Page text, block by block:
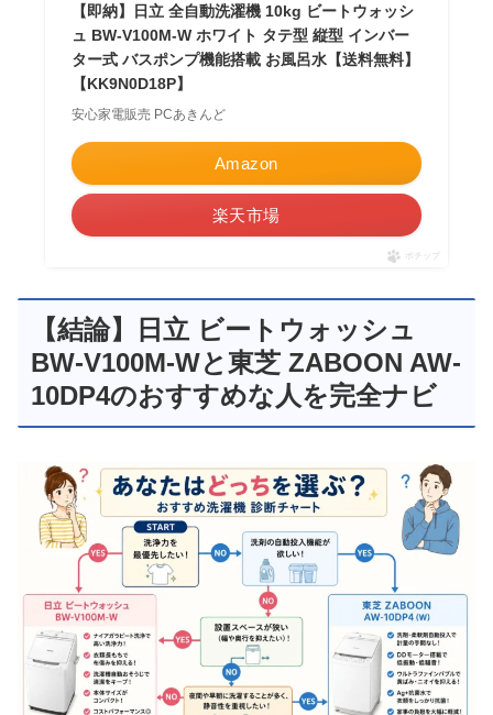
【即納】日立 全自動洗濯機 10kg ビートウォッシ
ュ BW-V100M-W ホワイト タテ型 縦型 インバー
ター式 バスポンプ機能搭載 お風呂水【送料無料】
【KK9N0D18P】
安心家電販売 PCあきんど
Amazon
楽天市場
ポチップ
【結論】日立 ビートウォッシュ
BW-V100M-Wと東芝 ZABOON AW-
10DP4のおすすめな人を完全ナビ